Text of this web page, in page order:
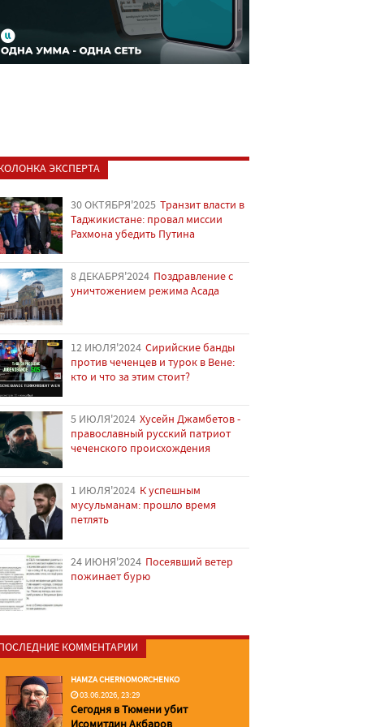
ЭКСПЕРТА
30 ОКТЯБРЯ'2025 Транзит власти в
Таджикистане: провал миссии
Рахмона убедить Путина
8 ДЕКАБРЯ'2024 Поздравление с
уничтожением режима Асада
12 ИЮЛЯ'2024 Сирийские банды
против чеченцев и турок в Вене:
кто и что за этим стоит?
5 ИЮЛЯ'2024 Хусейн Джамбетов -
православный русский патриот
чеченского происхождения
1 ИЮЛЯ'2024 К успешным
мусульманам: прошло время
петлять
24 ИЮНЯ'2024 Посеявший ветер
пожинает бурю
КОММЕНТАРИИ
HAMZA CHERNOMORCHENKO
03.06.2026, 23:29
Сегодня в Тюмени убит
Исомитдин Акбаров